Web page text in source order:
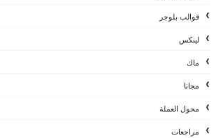
قوالب بلوجر
لينكس
ماك
مجانا
محول العملة
مراجعات